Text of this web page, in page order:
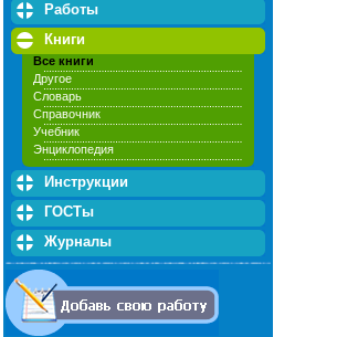
Работы
Книги
Все книги
Другое
Словарь
Справочник
Учебник
Энциклопедия
Инструкции
ГОСТы
Журналы